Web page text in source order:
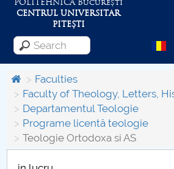
POLITEHNICABucurești
CENTRUL UNIVERSITAR
PITEȘTI
Menu
About the University
Centrul de Management al
Faculties
Faculty of Theology, Letters,
Departamentul Teologie
Programe licentă teologie
Teologie Ortodoxa si AS